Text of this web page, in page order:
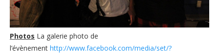
Photos La galerie photo de
l’évènement http://www.facebook.com/media/set/?